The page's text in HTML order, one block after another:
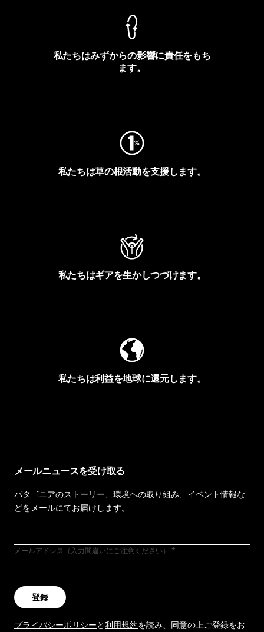
私たちはみずからの影響に責任をもち
ます。
私たちは草の根活動を支援します。
私たちはギアを生かしつづけます。
私たちは利益を地球に還元します。
メールニュースを受け取る
パタゴニアのストーリー、環境への取り組み、イベント情報な
どをメールにてお届けします。
メールアドレス（入力間違いにご注意ください）
登録
プライバシーポリシーと利用規約を読み、同意の上ご登録をお